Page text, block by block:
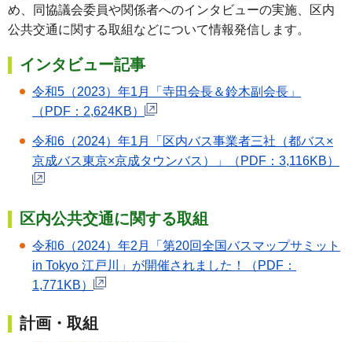
め、同協議会委員や関係者へのインタビューの実施、区内
公共交通に関する取組などについて情報発信します。
インタビュー記事
令和5（2023）年1月「寺田会長＆鈴木副会長」
（PDF：2,624KB）
令和6（2024）年1月「区内バス事業者三社（都バス×
京成バス東京×京成タウンバス）」（PDF：3,116KB）
区内公共交通に関する取組
令和6（2024）年2月「第20回全国バスマップサミット
in Tokyo 江戸川」が開催されました！（PDF：
1,771KB）
計画・取組